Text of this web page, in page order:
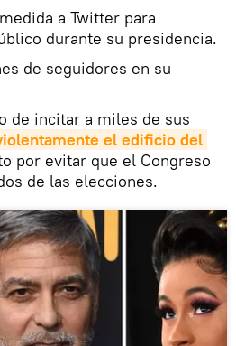
a Twitter para
durante su presidencia.
de seguidores en su
de incitar a miles de sus
el edificio del
por evitar que el Congreso
de las elecciones.